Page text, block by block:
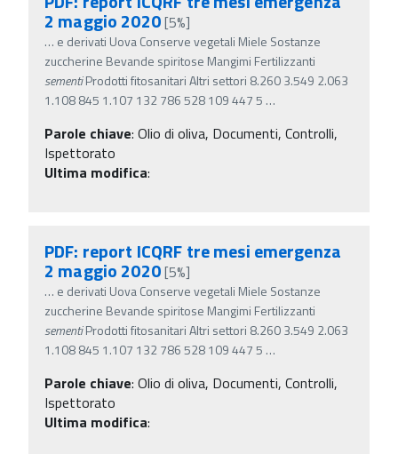
2 maggio 2020[5%]
… e derivati Uova Conserve vegetali Miele Sostanze
zuccherine Bevande spiritose Mangimi Fertilizzanti
sementiProdotti fitosanitari Altri settori 8.260 3.549 2.063
1.108 845 1.107 132 786 528 109 447 5 …
Parole chiave: Olio di oliva, Documenti, Controlli,
Ispettorato
Ultima modifica:
PDF: report ICQRF tre mesi emergenza
2 maggio 2020[5%]
… e derivati Uova Conserve vegetali Miele Sostanze
zuccherine Bevande spiritose Mangimi Fertilizzanti
sementiProdotti fitosanitari Altri settori 8.260 3.549 2.063
1.108 845 1.107 132 786 528 109 447 5 …
Parole chiave: Olio di oliva, Documenti, Controlli,
Ispettorato
Ultima modifica: